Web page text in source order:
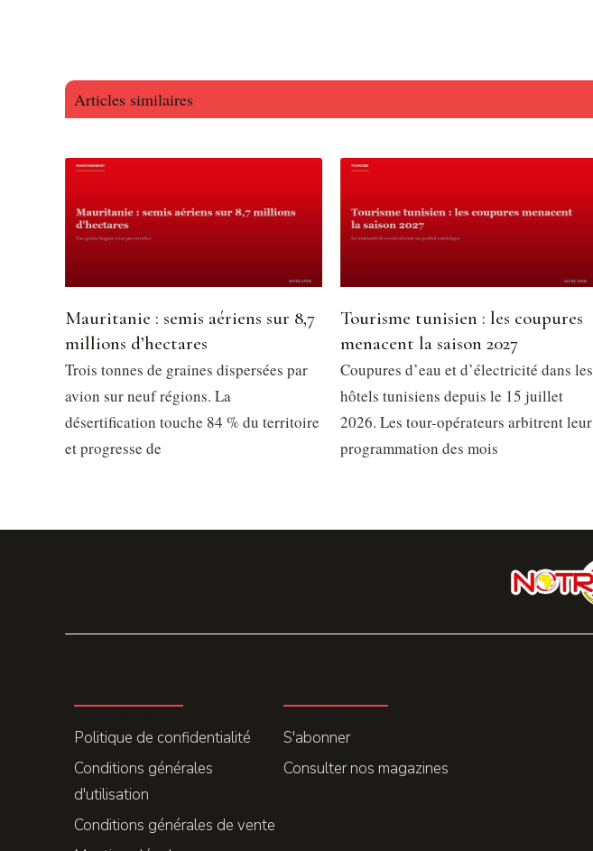
Articles similaires
Mauritanie : semis aériens sur 8,7
millions d’hectares
Trois tonnes de graines dispersées par
avion sur neuf régions. La
désertification touche 84 % du territoire
et progresse de
Tourisme tunisien : les coupures
menacent la saison 2027
Coupures d’eau et d’électricité dans les
hôtels tunisiens depuis le 15 juillet
2026. Les tour-opérateurs arbitrent leur
programmation des mois
Politique de confidentialité
Conditions générales
d'utilisation
Conditions générales de vente
S'abonner
Consulter nos magazines